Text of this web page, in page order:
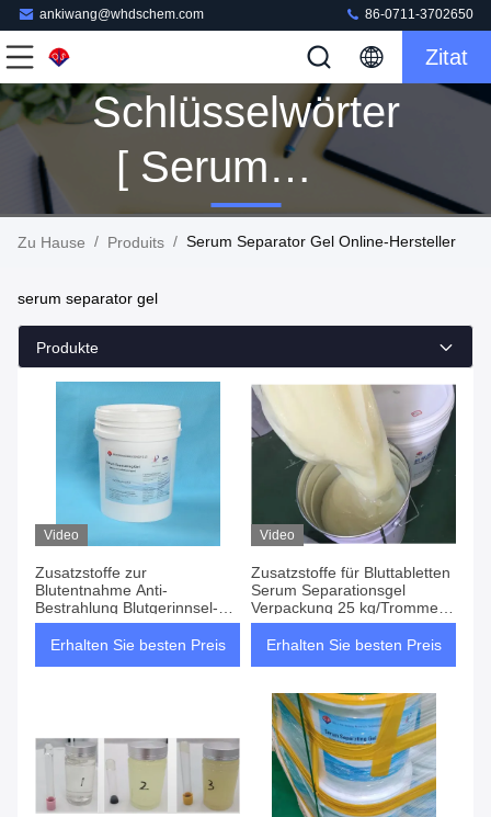
ankiwang@whdschem.com 86-0711-3702650
Zitat
Schlüsselwörter
[ Serum
Separator Gel ]
Produits
Zu Hause / Produits / Serum Separator Gel Online-Hersteller
serum separator gel
Produkte
Video
Zusatzstoffe zur
Blutentnahme Anti-
Bestrahlung Blutgerinnsel-
Aktivator Serum
Separationsgel
Erhalten Sie besten Preis
Video
Zusatzstoffe für Bluttabletten
Serum Separationsgel
Verpackung 25 kg/Trommel
Transparent Opack
Erhalten Sie besten Preis